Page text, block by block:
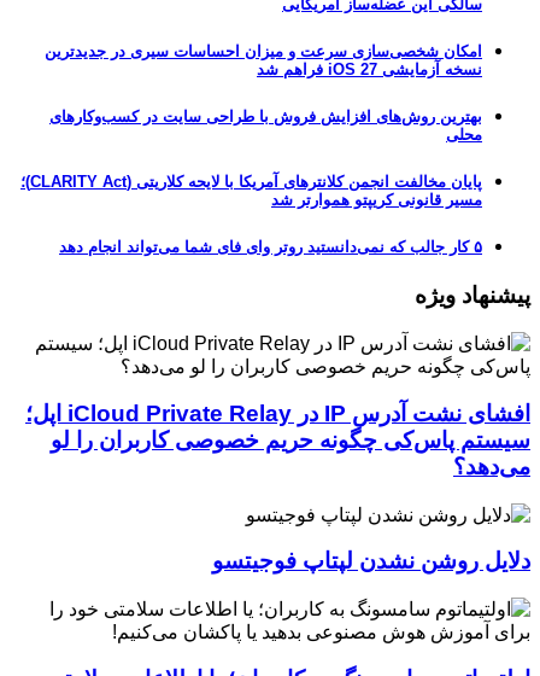
سالگی این عضله‌ساز آمریکایی
امکان شخصی‌سازی سرعت و میزان احساسات سیری در جدیدترین
نسخه آزمایشی iOS 27 فراهم شد
بهترین روش‌های افزایش فروش با طراحی سایت در کسب‌وکارهای
محلی
پایان مخالفت انجمن کلانترهای آمریکا با لایحه کلاریتی (CLARITY Act)؛
مسیر قانونی کریپتو هموارتر شد
۵ کار جالب که نمی‌دانستید روتر وای فای شما می‌تواند انجام دهد
پیشنهاد ویژه
افشای نشت آدرس IP در iCloud Private Relay اپل؛
سیستم پاس‌کی چگونه حریم خصوصی کاربران را لو
می‌دهد؟
دلایل روشن نشدن لپتاپ فوجیتسو